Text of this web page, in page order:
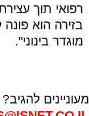
רפואי תוך
בזירה הוא
מוגדר בינוני".
מעוניינים